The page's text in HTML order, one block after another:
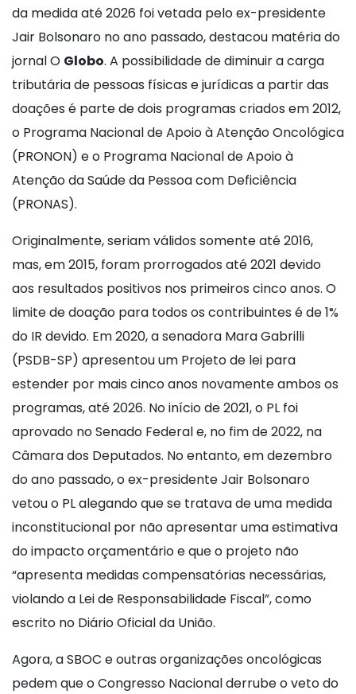
da medida até 2026 foi vetada pelo ex-presidente
Jair Bolsonaro no ano passado, destacou matéria do
jornal O Globo. A possibilidade de diminuir a carga
tributária de pessoas físicas e jurídicas a partir das
doações é parte de dois programas criados em 2012,
o Programa Nacional de Apoio à Atenção Oncológica
(PRONON) e o Programa Nacional de Apoio à
Atenção da Saúde da Pessoa com Deficiência
(PRONAS).
Originalmente, seriam válidos somente até 2016,
mas, em 2015, foram prorrogados até 2021 devido
aos resultados positivos nos primeiros cinco anos. O
limite de doação para todos os contribuintes é de 1%
do IR devido. Em 2020, a senadora Mara Gabrilli
(PSDB-SP) apresentou um Projeto de lei para
estender por mais cinco anos novamente ambos os
programas, até 2026. No início de 2021, o PL foi
aprovado no Senado Federal e, no fim de 2022, na
Câmara dos Deputados. No entanto, em dezembro
do ano passado, o ex-presidente Jair Bolsonaro
vetou o PL alegando que se tratava de uma medida
inconstitucional por não apresentar uma estimativa
do impacto orçamentário e que o projeto não
“apresenta medidas compensatórias necessárias,
violando a Lei de Responsabilidade Fiscal”, como
escrito no Diário Oficial da União.
Agora, a SBOC e outras organizações oncológicas
pedem que o Congresso Nacional derrube o veto do